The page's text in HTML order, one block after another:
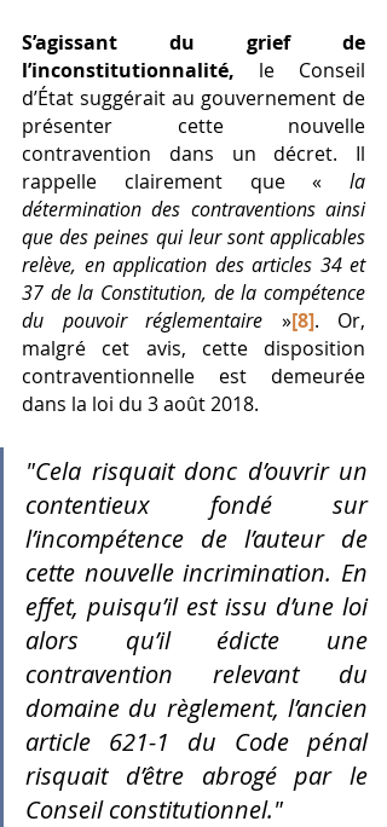
S’agissant du grief de
l’inconstitutionnalité, le Conseil
d’État suggérait au gouvernement de
présenter cette nouvelle
contravention dans un décret. Il
rappelle clairement que « la
détermination des contraventions ainsi
que des peines qui leur sont applicables
relève, en application des articles 34 et
37 de la Constitution, de la compétence
du pouvoir réglementaire »[8]. Or,
malgré cet avis, cette disposition
contraventionnelle est demeurée
dans la loi du 3 août 2018.
"Cela risquait donc d’ouvrir un
contentieux fondé sur
l’incompétence de l’auteur de
cette nouvelle incrimination. En
effet, puisqu’il est issu d’une loi
alors qu’il édicte une
contravention relevant du
domaine du règlement, l’ancien
article 621-1 du Code pénal
risquait d’être abrogé par le
Conseil constitutionnel."